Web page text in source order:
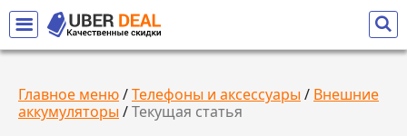
Главное меню/Телефоны и аксессуары / Внешние
аккумуляторы /Текущая статья